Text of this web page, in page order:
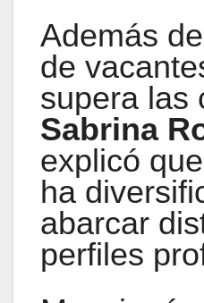
Además
de
supera las
Sabrina
explicó
ha
abarcar
perfiles